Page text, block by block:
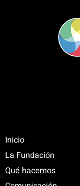
Inicio
La Fundación
Qué hacemos